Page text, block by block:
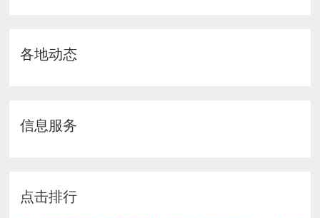
各地动态
信息服务
点击排行